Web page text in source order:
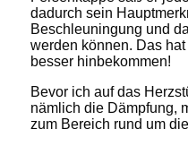
dadurch sein
Beschleuningung und
werden können. Das
besser hinbekommen!
Bevor ich auf das
nämlich die Dämpfung,
zum Bereich rund um